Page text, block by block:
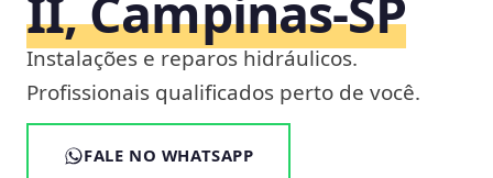
Instalações e reparos hidráulicos.
Profissionais qualificados perto de você.
FALE NO WHATSAPP